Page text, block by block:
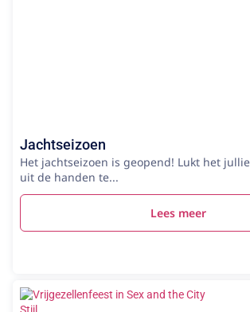
Jachtseizoen
Het jachtseizoen is geopend! Lukt het
uit de handen te...
Lees meer